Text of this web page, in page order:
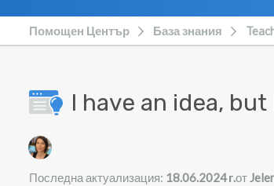
Помощен Център База знания
I have an idea,
Списък с автори
Последна актуализация: 18.06.2024 г.от